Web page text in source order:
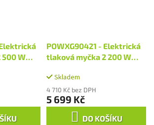
W
POWXG90421 - Elektrická
tlaková myčka 2 200 W
Skladem
4 710 Kč bez DPH
5 699 Kč
DO KOŠÍKU